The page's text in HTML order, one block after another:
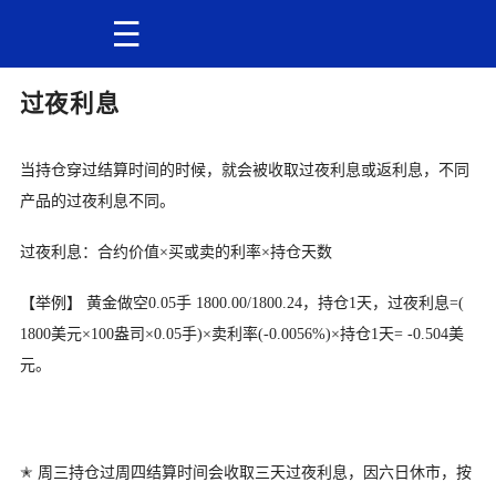
过夜利息
当持仓穿过结算时间的时候，就会被收取过夜利息或返利息， 不同
产品的过夜利息不同。
过夜利息：合约价值×买或卖的利率×持仓天数
【举例】 黄金做空0.05手 1800.00/1800.24，持仓1天，过夜利息=(
1800美元×100盎司×0.05手)×卖利率(-0. 0056%)×持仓1天= -0.504美
元。
✭ 周三持仓过周四结算时间会收取三天过夜利息，因六日休市， 按